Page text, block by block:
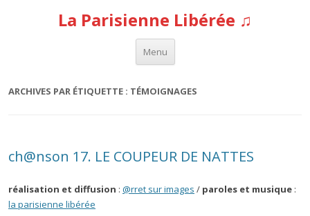
La Parisienne Libérée ♫
Menu
Aller au contenu
ARCHIVES PAR ÉTIQUETTE : TÉMOIGNAGES
ch@nson 17. LE COUPEUR DE NATTES
réalisation et diffusion : @rret sur images / paroles et musique :
la parisienne libérée